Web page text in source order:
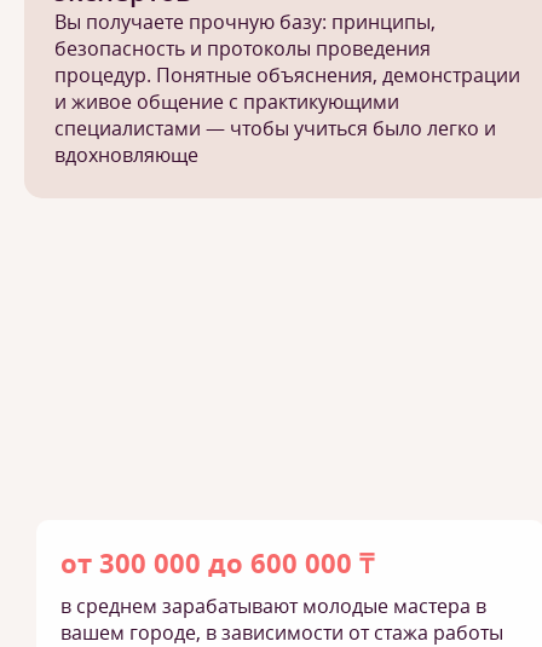
Вы получаете прочную базу: принципы,
безопасность и протоколы проведения
процедур. Понятные объяснения, демонстрации
и живое общение с практикующими
специалистами — чтобы учиться было легко и
вдохновляюще
от 300 000 до 600 000 ₸
в среднем зарабатывают молодые мастера в
вашем городе, в зависимости от стажа работы